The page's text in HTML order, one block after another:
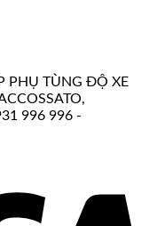
PHỤ TÙNG ĐỘ XE
996 996 -